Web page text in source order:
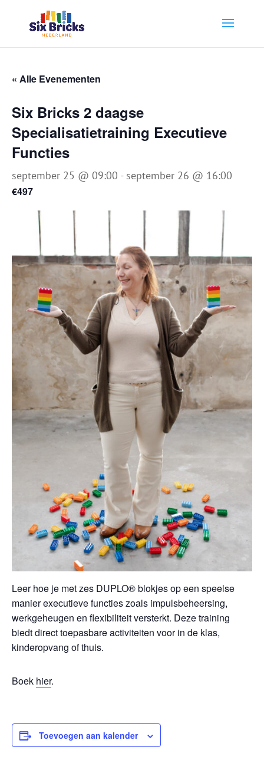
« Alle Evenementen
Six Bricks 2 daagse
Specialisatietraining Executieve
Functies
september 25 @ 09:00 - september 26 @ 16:00
€497
Leer hoe je met zes DUPLO® blokjes op een speelse
manier executieve functies zoals impulsbeheersing,
werkgeheugen en flexibiliteit versterkt. Deze training
biedt direct toepasbare activiteiten voor in de klas,
kinderopvang of thuis.
Boek hier.
Toevoegen aan kalender